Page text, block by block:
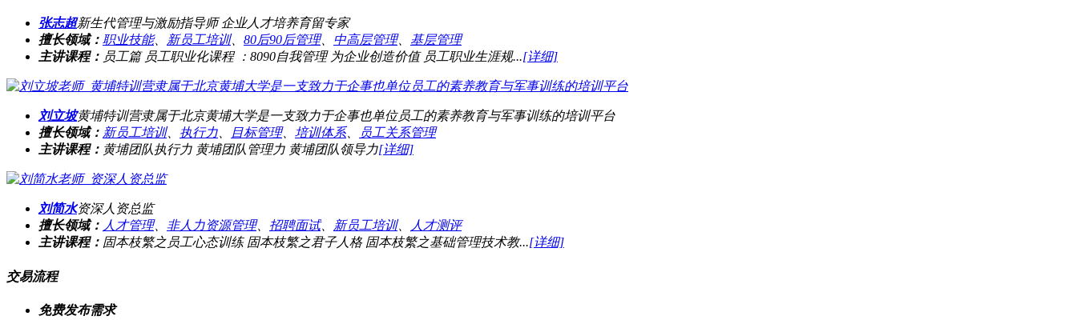
张志超新生代管理与激励指导师 企业人才培养育留专家
擅长领域： 职业技能、 新员工培训、 80后90后管理、 中高层管理、 基层管理
主讲课程： 员工篇 员工职业化课程 ：8090自我管理 为企业创造价值 员工职业生涯规...[详细]
刘立坡黄埔特训营隶属于北京黄埔大学是一支致力于企事也单位员工的素养教育与军事训练的培训平台
擅长领域： 新员工培训、 执行力、 目标管理、 培训体系、
员工关系管理
主讲课程： 黄埔团队执行力 黄埔团队管理力 黄埔团队领导力[详细]
刘简水资深人资总监
擅长领域： 人才管理、 非人力资源管理、 招聘面试、 新员工培训、
人才测评
主讲课程： 固本枝繁之员工心态训练 固本枝繁之君子人格 固本枝繁之基础管理技术教...[详细]
交易流程
免费发布需求